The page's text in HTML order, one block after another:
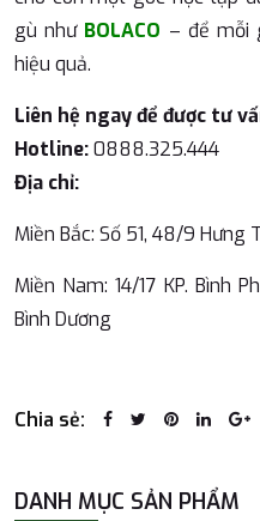
gù như BOLACO – để mỗi
hiệu quả.
Liên hệ ngay để được tư
Hotline:0888.325.444
Địa chỉ:
Miền Bắc: Số 51, 48/9 Hưng
Miền Nam: 14/17 KP. Bình
Bình Dương
Chia sẻ:
DANH MỤC SẢN PHẨM